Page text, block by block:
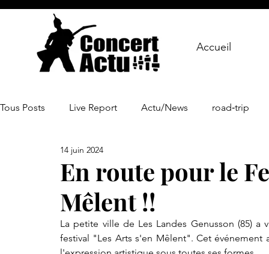
Accueil
Tous Posts Live Report Actu/News road‑trip
En route pour le
Mêlent !!
14 juin 2024
La petite ville de Les Landes Genusson (85)
festival "Les Arts s'en Mêlent". Cet